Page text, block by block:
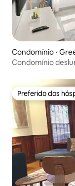
Condomínio ⋅
Condomínio
Preferido dos
Preferido dos